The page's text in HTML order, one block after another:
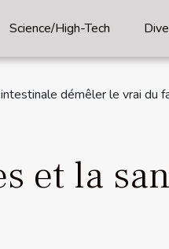
Science/High-Tech
démêler le vrai du
et la